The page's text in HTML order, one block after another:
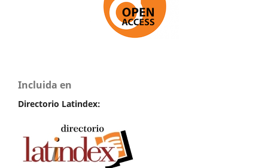
Incluida en
Directorio Latindex: